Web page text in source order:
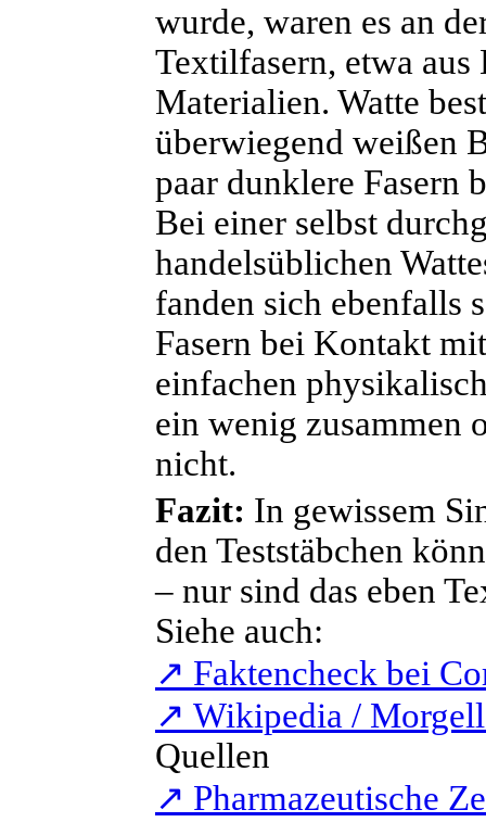
wurde, waren es an
Textilfasern, etwa
Materialien. Watte
überwiegend weißen
paar dunklere Fasern
Bei einer selbst
handelsüblichen
fanden sich ebenfalls
Fasern bei Kontakt
einfachen
ein wenig zusammen
nicht.
Fazit: In gewissem
den Teststäbchen
– nur sind das eben
Siehe auch:
↗ Faktencheck bei
↗ Wikipedia /
Quellen
↗ Pharmazeutische